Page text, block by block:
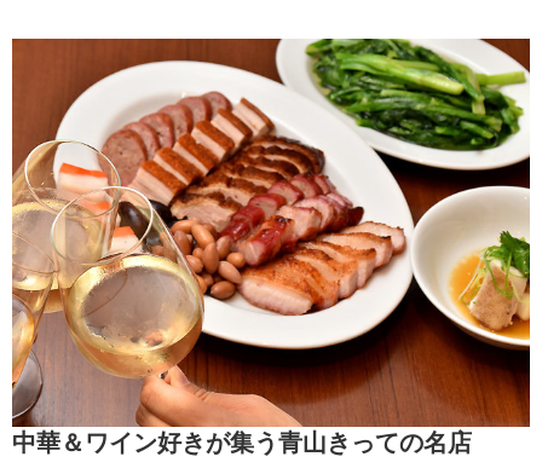
中華＆ワイン好きが集う青山きっての名店